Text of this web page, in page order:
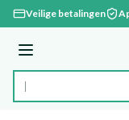
Ga naar de inhoud
Veilige betalingen
Menu
Product, merk,